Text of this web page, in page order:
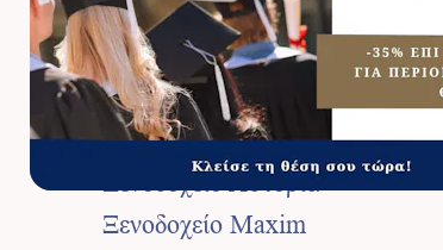
Lambert
Logisys SA
ICAP AE
Infomedia
Ξενοδοχείο Αστόρια
Ξενοδοχείο Maxim